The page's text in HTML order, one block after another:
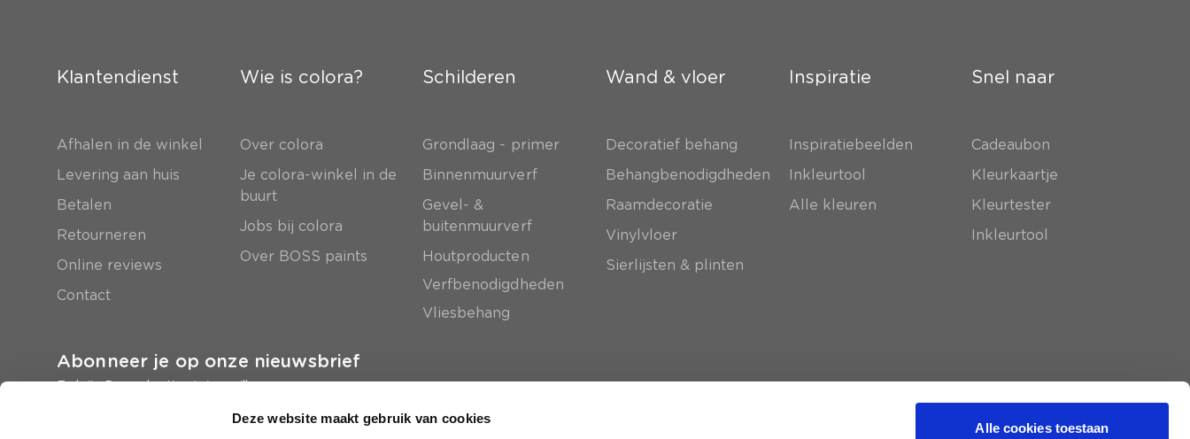
Deze website maakt gebruik van cookies
Alle cookies toestaan
Klantendienst
Afhalen in de winkel
Levering aan huis
Betalen
Retourneren
Online reviews
Contact
Wie is colora?
Over colora
Je colora-winkel in de
buurt
Jobs bij colora
Over BOSS paints
Schilderen
Grondlaag - primer
Binnenmuurverf
Gevel- &
buitenmuurverf
Houtproducten
Verfbenodigdheden
Vliesbehang
Wand & vloer
Decoratief behang
Behangbenodigdheden
Raamdecoratie
Vinylvloer
Sierlijsten & plinten
Inspiratie
Inspiratiebeelden
Inkleurtool
Alle kleuren
Snel naar
Cadeaubon
Kleurkaartje
Kleurtester
Inkleurtool
Abonneer je op onze nieuwsbrief
En krijg 5 euro korting in je mailbox